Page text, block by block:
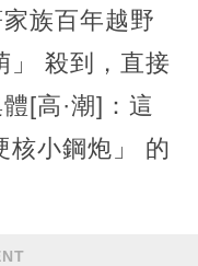
族百年越野
」 殺到，直接
[高·潮]：這
核小鋼炮」 的